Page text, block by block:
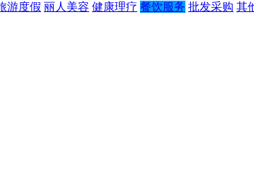
游度假 丽人美容 健康理疗 餐饮服务 批发采购 其